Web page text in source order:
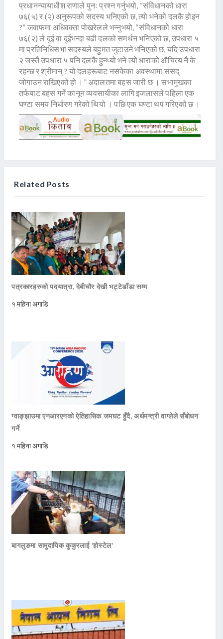
प्रधानन्यायाधीश राणाले पुनः प्रश्न गर्नुभयो, “संविधानको धारा
७६(५) र (२) अनुरूपको सदस्य भनिएको छ, त्यो भनेको दलकै होइन
?” जवाफमा अधिवक्ता पोखरेलले भन्नुभयो, “संविधानको धारा
७६(२) ले दुई वा दुईभन्दा बढी दलको समर्थन भनिएको छ, उपधारा ५
मा प्रतिनिधिसभा सदस्यले बहुमत जुटाउने भनिएको छ, यदि उपधारा
२ जस्तै उपधारा ५ पनि दलकै हुन्थ्यो भने त्यो धाराको औचित्य नै के
रहन्छ र श्रीमान् ? यो दलहरूबाट नसकेका अवस्थामा संसद्
जोगाउन राखिएको हो ।” अदालतमा बहस जारी छ । सभामुखका
तर्फबाट बहस गर्ने कानून व्यवसायीका लागि इजलासले पहिला एक
घण्टा समय निर्धारण गरेको थियो । पछि एक घण्टा थप गरिएको छ ।
Related Posts
पत्रकारहरुको पदयात्रा, देबीचौर देखी भट्टेडाँडा सम्म
१ महिना अगाडि
ग्वाङ्झाउमा एनआरएनको ऐतिहासिक जमघट हुँदै, अर्थमन्त्री वाग्लेले सँबोधन
गर्ने
१ महिना अगाडि
बागलुङमा सामुदायिक कुकुरलाई ‘होस्टेल’